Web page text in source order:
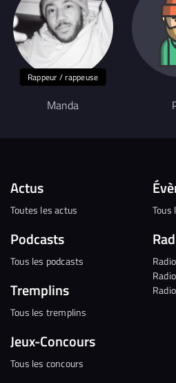
Rappeur / rappeuse
Manda
Actus
Toutes les actus
Podcasts
Tous les podcasts
Tremplins
Tous les tremplins
Jeux-Concours
Tous les concours
Tous